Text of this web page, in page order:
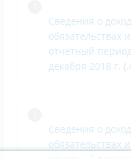
Сведения о
обязательствах
отчетный
декабря 2018 г.
Сведения о
обязательствах